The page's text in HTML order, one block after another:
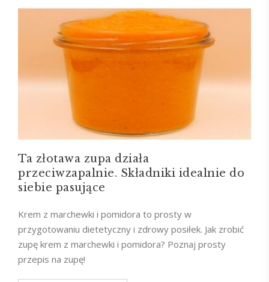
Ta złotawa zupa działa
przeciwzapalnie. Składniki idealnie do
siebie pasujące
Krem z marchewki i pomidora to prosty w
przygotowaniu dietetyczny i zdrowy posiłek. Jak zrobić
zupę krem z marchewki i pomidora? Poznaj prosty
przepis na zupę!